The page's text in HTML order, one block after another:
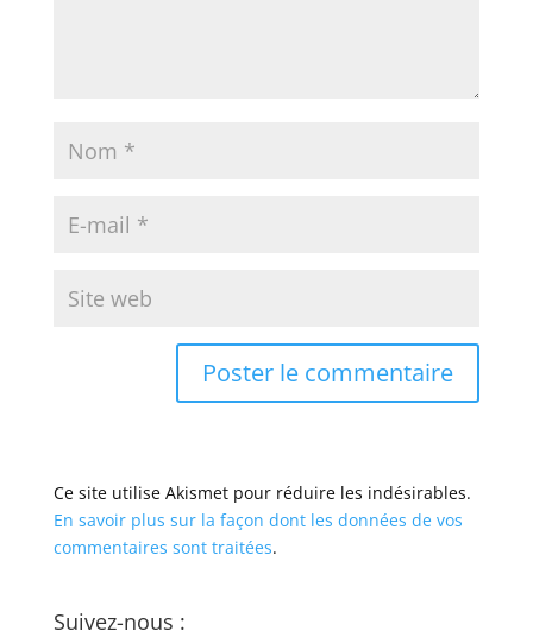
Ce site utilise Akismet pour réduire les indésirables.
En savoir plus sur la façon dont les données de vos
commentaires sont traitées.
Suivez-nous :